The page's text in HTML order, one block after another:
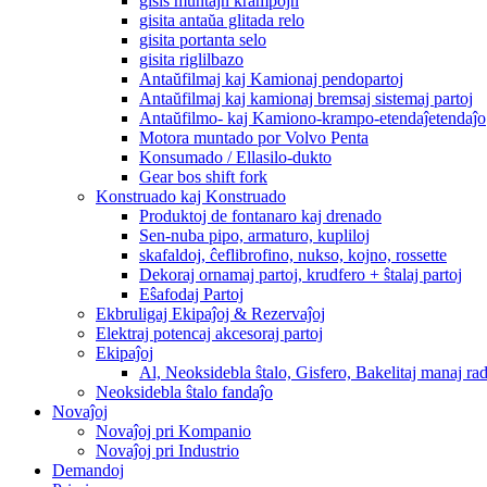
gisita antaŭa glitada relo
gisita portanta selo
gisita riglilbazo
Antaŭfilmaj kaj Kamionaj pendopartoj
Antaŭfilmaj kaj kamionaj bremsaj sistemaj partoj
Antaŭfilmo- kaj Kamiono-krampo-etendaĵetendaĵo
Motora muntado por Volvo Penta
Konsumado / Ellasilo-dukto
Gear bos shift fork
Konstruado kaj Konstruado
Produktoj de fontanaro kaj drenado
Sen-nuba pipo, armaturo, kupliloj
skafaldoj, ĉeflibrofino, nukso, kojno, rossette
Dekoraj ornamaj partoj, krudfero + ŝtalaj partoj
Eŝafodaj Partoj
Ekbruligaj Ekipaĵoj & Rezervaĵoj
Elektraj potencaj akcesoraj partoj
Ekipaĵoj
Al, Neoksidebla ŝtalo, Gisfero, Bakelitaj manaj
Neoksidebla ŝtalo fandaĵo
Novaĵoj
Novaĵoj pri Kompanio
Novaĵoj pri Industrio
Demandoj